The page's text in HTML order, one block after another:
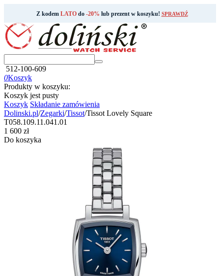
Z kodem LATOdo -20% lub prezent w koszyku! SPRAWDŹ
512-100-609
0Koszyk
Produkty w koszyku:
Koszyk jest pusty
Koszyk Składanie zamówienia
Dolinski.pl/Zegarki/Tissot/Tissot Lovely Square
T058.109.11.041.01
‍1 600‍ zł
Do koszyka